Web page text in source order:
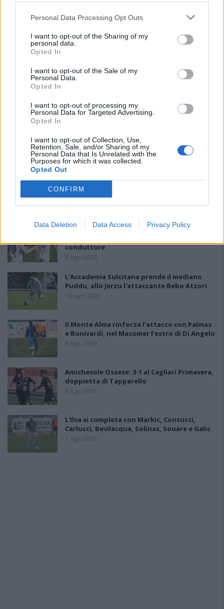
Personal Data Processing Opt Outs
I want to opt-out of the Sharing of my
personal data.
Opted In
I want to opt-out of the Sale of my
Personal Data.
Opted In
I want to opt-out of processing my
Personal Data for Targeted Advertising.
Opted In
I want to opt-out of Collection, Use,
Retention, Sale, and/or Sharing of my
Personal Data that Is Unrelated with the
Purposes for which it was collected.
Opted Out
CONFIRM
Data Deletion Data Access Privacy Policy
PIÙ LETTI OGGI
La COS approda a Barisardo tra conferme,
conduttore
9 Ago 2026
L'Accademia Sulcitana prende il mediano
Puddu, allo Jerzu l'attaccante Bebo Atzori
10 Ago 2026
Il Monte Alma rinforza l'attacco con Palmas
e Bonivardi, nel Macomer l'estro di Di Angelo
9 Ago 2026
Amichevole Ossese: 3-1 al Cagliari Primavera,
doppietta di Tapparello
8 Ago 2026
L'Ilva si completa con Markic, Contucci,
Carlucci, Bevilacqua, Solinas, Souare e Galic
7 Ago 2026